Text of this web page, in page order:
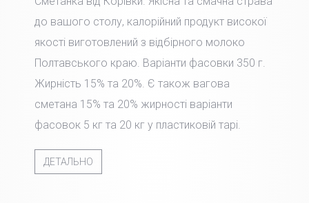
до вашого столу, калорійний продукт високої
якості виготовлений з відбірного молоко
Полтавського краю. Варіанти фасовки 350 г.
Жирність 15% та 20%. Є також вагова
сметана 15% та 20% жирності варіанти
фасовок 5 кг та 20 кг у пластиковій тарі.
ДЕТАЛЬНО